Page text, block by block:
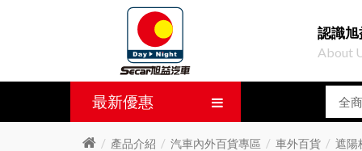
認識旭
About
最新優惠
產品介紹 汽車內外百貨專區 車外百貨 遮陽